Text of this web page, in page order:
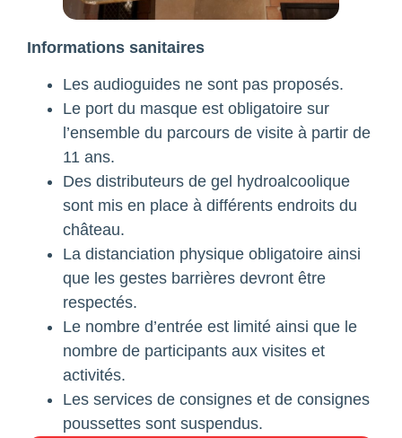
Informations sanitaires
Les audioguides ne sont pas proposés.
Le port du masque est obligatoire sur
l’ensemble du parcours de visite à partir de
11 ans.
Des distributeurs de gel hydroalcoolique
sont mis en place à différents endroits du
château.
La distanciation physique obligatoire ainsi
que les gestes barrières devront être
respectés.
Le nombre d’entrée est limité ainsi que le
nombre de participants aux visites et
activités.
Les services de consignes et de consignes
poussettes sont suspendus.